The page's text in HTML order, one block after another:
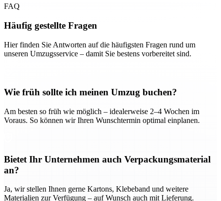
FAQ
Häufig gestellte Fragen
Hier finden Sie Antworten auf die häufigsten Fragen rund um
unseren Umzugsservice – damit Sie bestens vorbereitet sind.
Wie früh sollte ich meinen Umzug buchen?
Am besten so früh wie möglich – idealerweise 2–4 Wochen im
Voraus. So können wir Ihren Wunschtermin optimal einplanen.
Bietet Ihr Unternehmen auch Verpackungsmaterial
an?
Ja, wir stellen Ihnen gerne Kartons, Klebeband und weitere
Materialien zur Verfügung – auf Wunsch auch mit Lieferung.